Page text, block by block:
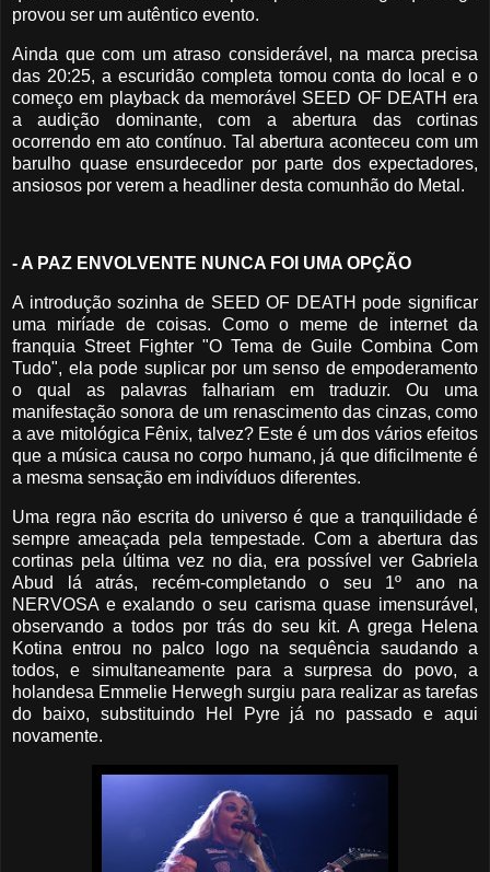
provou ser um autêntico evento.
Ainda que com um atraso considerável, na marca precisa
das 20:25, a escuridão completa tomou conta do local e o
começo em playback da memorável SEED OF DEATH era
a audição dominante, com a abertura das cortinas
ocorrendo em ato contínuo. Tal abertura aconteceu com um
barulho quase ensurdecedor por parte dos expectadores,
ansiosos por verem a headliner desta comunhão do Metal.
- A PAZ ENVOLVENTE NUNCA FOI UMA OPÇÃO
A introdução sozinha de SEED OF DEATH pode significar
uma miríade de coisas. Como o meme de internet da
franquia Street Fighter "O Tema de Guile Combina Com
Tudo", ela pode suplicar por um senso de empoderamento
o qual as palavras falhariam em traduzir. Ou uma
manifestação sonora de um renascimento das cinzas, como
a ave mitológica Fênix, talvez? Este é um dos vários efeitos
que a música causa no corpo humano, já que dificilmente é
a mesma sensação em indivíduos diferentes.
Uma regra não escrita do universo é que a tranquilidade é
sempre ameaçada pela tempestade. Com a abertura das
cortinas pela última vez no dia, era possível ver Gabriela
Abud lá atrás, recém-completando o seu 1º ano na
NERVOSA e exalando o seu carisma quase imensurável,
observando a todos por trás do seu kit. A grega Helena
Kotina entrou no palco logo na sequência saudando a
todos, e simultaneamente para a surpresa do povo, a
holandesa Emmelie Herwegh surgiu para realizar as tarefas
do baixo, substituindo Hel Pyre já no passado e aqui
novamente.